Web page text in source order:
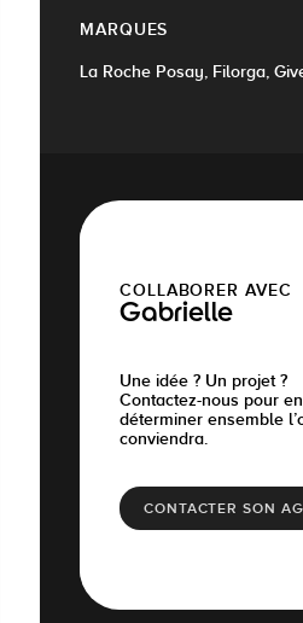
MARQUES
La Roche Posay, Filorga,
COLLABORER AVEC
Gabrielle
Une idée ? Un projet ?
Contactez-nous pour
déterminer ensemble
conviendra.
CONTACTER SON